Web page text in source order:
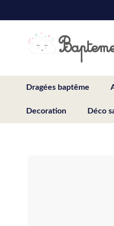
to
Dragées baptême
Decoration Déco